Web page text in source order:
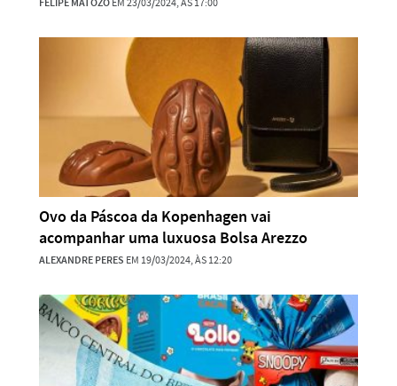
Ovo da Páscoa da Kopenhagen vai
acompanhar uma luxuosa Bolsa Arezzo
ALEXANDRE PERES EM 19/03/2024, ÀS 12:20